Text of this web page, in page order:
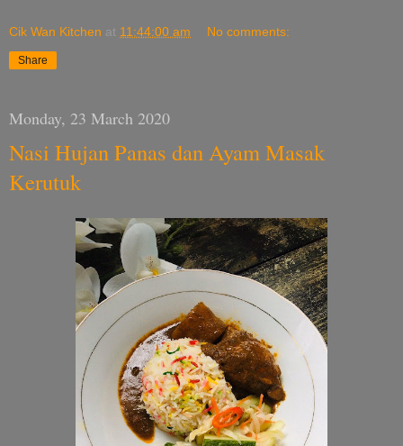
Cik Wan Kitchen at 11:44:00 am No comments:
Share
Monday, 23 March 2020
Nasi Hujan Panas dan Ayam Masak
Kerutuk